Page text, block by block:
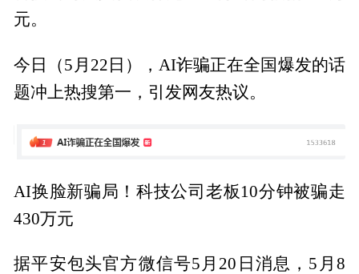
元。
今日（5月22日），AI诈骗正在全国爆发的话
题冲上热搜第一，引发网友热议。
AI换脸新骗局！科技公司老板10分钟被骗走
430万元
据平安包头官方微信号5月20日消息，5月8